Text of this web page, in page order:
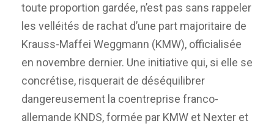
toute proportion gardée, n’est pas sans rappeler
les velléités de rachat d’une part majoritaire de
Krauss-Maffei Weggmann (KMW), officialisée
en novembre dernier. Une initiative qui, si elle se
concrétise, risquerait de déséquilibrer
dangereusement la coentreprise franco-
allemande KNDS, formée par KMW et Nexter et